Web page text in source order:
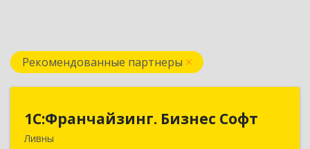
Рекомендованные партнеры
1C:Франчайзинг. Бизнес Софт
Ливны
1C:Франчайзинг. Бизнес Софт
303851, Орловская обл, Ливны г, Гайдара ул,